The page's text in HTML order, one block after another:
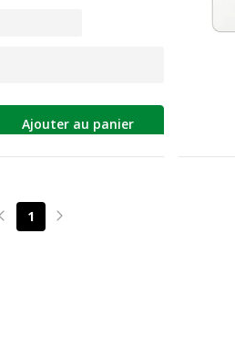
Ajouter au panier
Page précédente
1 Page suivante